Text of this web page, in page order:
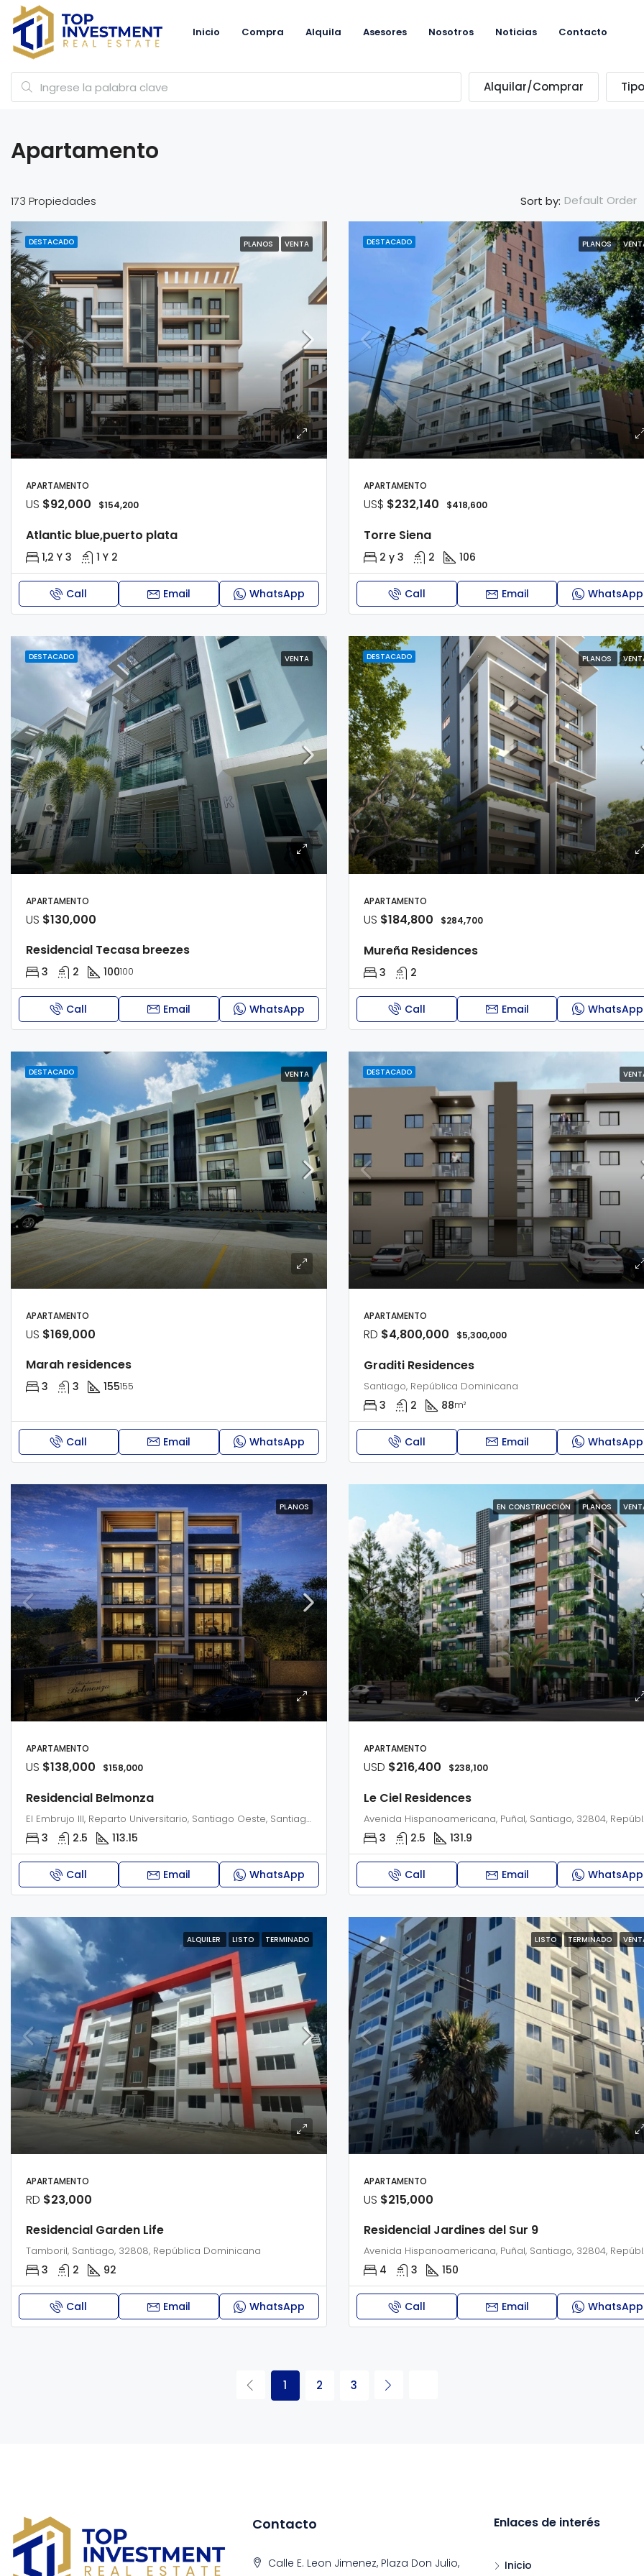
Inicio Compra Alquila Asesores Nosotros Noticias Contacto
Alquilar/Comprar Tipo
Apartamento
173 Propiedades Sort by: Default Order
DESTACADO PLANOS VENTA
APARTAMENTO
US $92,000 $154,200
Atlantic blue,puerto plata
1,2 Y 3 1 Y 2
Call Email WhatsApp
DESTACADO PLANOS
APARTAMENTO
US$ $232,140 $418,600
Torre Siena
2 y 3 2 106
Call Email WhatsApp
DESTACADO VENTA
APARTAMENTO
US $130,000
Residencial Tecasa breezes
3 2 100100
Call Email WhatsApp
DESTACADO PLANOS
APARTAMENTO
US $184,800 $284,700
Mureña Residences
3 2
Call Email WhatsApp
DESTACADO VENTA
APARTAMENTO
US $169,000
Marah residences
3 3 155155
Call Email WhatsApp
DESTACADO
APARTAMENTO
RD $4,800,000 $5,300,000
Graditi Residences
Santiago, República Dominicana
3 2 88m²
Call Email WhatsApp
PLANOS
APARTAMENTO
US $138,000 $158,000
Residencial Belmonza
El Embrujo III, Reparto Universitario, Santiago Oeste, Santiago, 51043, República Dominicana
3 2.5 113.15
Call Email WhatsApp
EN CONSTRUCCIÓN PLANOS
APARTAMENTO
USD $216,400 $238,100
Le Ciel Residences
Avenida
3 2.5 131.9
Call Email WhatsApp
ALQUILER LISTO TERMINADO
APARTAMENTO
RD $23,000
Residencial Garden Life
Tamboril, Santiago, 32808, República Dominicana
3 2 92
Call Email WhatsApp
LISTO TERMINADO
APARTAMENTO
US $215,000
Residencial Jardines del Sur 9
Avenida
4 3 150
Call Email WhatsApp
1 2 3
Contacto
Calle E. Leon Jimenez, Plaza Don Julio,
Enlaces de interés
Inicio